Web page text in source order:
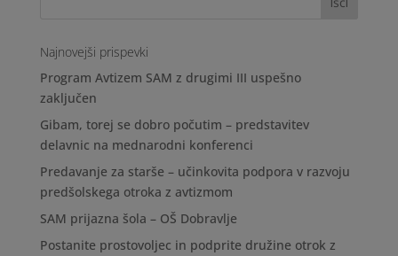
Najnovejši prispevki
Program Avtizem SAM z drugimi III uspešno
zaključen
Gibam, torej se dobro počutim – predstavitev
delavnic na mednarodni konferenci
Predavanje za starše – učinkovita podpora v razvoju
predšolskega otroka z avtizmom
SAM prijazna šola – OŠ Dobravlje
Postanite prostovoljec in podprite družine otrok z